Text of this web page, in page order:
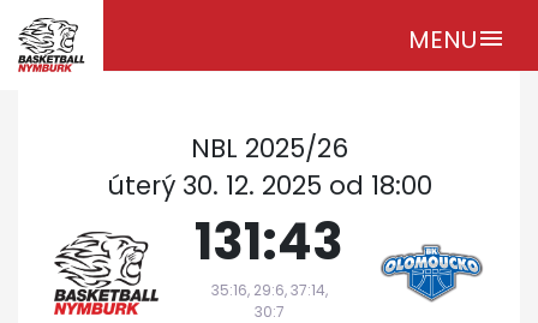
MENUmenu
NBL 2025/26
úterý 30. 12. 2025 od 18:00
131:43
35:16, 29:6, 37:14,
30:7